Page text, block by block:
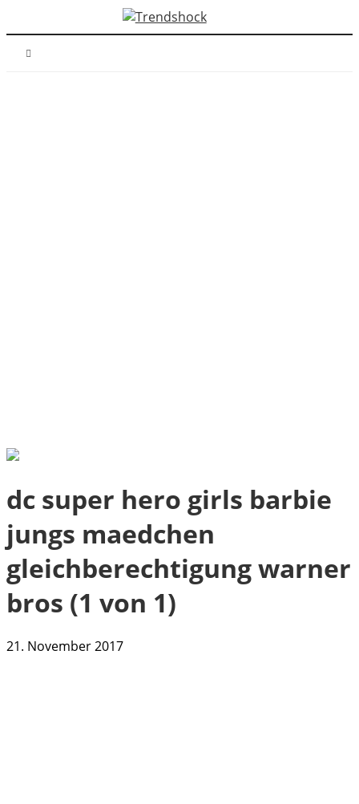
dc super hero girls barbie
jungs maedchen
gleichberechtigung warner
bros (1 von 1)
21. November 2017